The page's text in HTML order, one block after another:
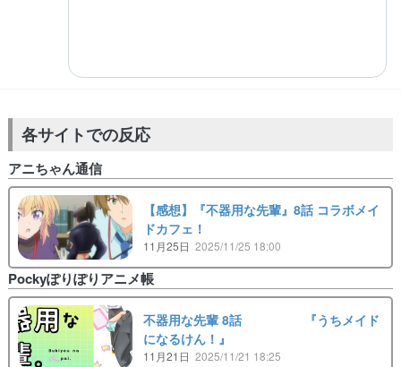
各サイトでの反応
アニちゃん通信
【感想】『不器用な先輩』8話 コラボメイ
ドカフェ！
11月25日 2025/11/25 18:00
Pockyぽりぽりアニメ帳
不器用な先輩 8話 『うちメイド
になるけん！』
11月21日 2025/11/21 18:25